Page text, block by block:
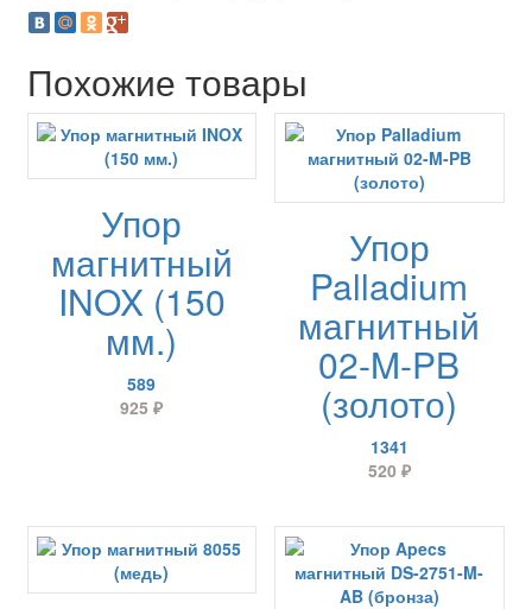
Похожие товары
Упор
магнитный
INOX (150
мм.)
589
925₽
Упор
Palladium
магнитный
02-M-PB
(золото)
1341
520 ₽